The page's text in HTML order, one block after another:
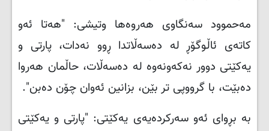
مەحموود سەنگاوی هەروەها وتیشی: "هەتا ئەو
کاتەی ئاڵوگۆڕ لە دەسەڵاتدا ڕوو نەدات، پارتی و
یەکێتی دوور نەکەونەوە لە دەسەڵات، حاڵمان هەروا
دەبێت، با گرووپی تر بێن، بزانین ئەوان چۆن دەبن."
بە بڕوای ئەو سەرکردەیەی یەکێتی: "پارتی و یەکێتی